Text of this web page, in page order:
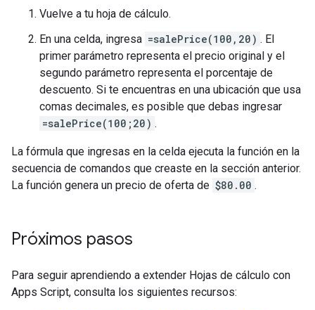
Vuelve a tu hoja de cálculo.
En una celda, ingresa =salePrice(100,20) . El
primer parámetro representa el precio original y el
segundo parámetro representa el porcentaje de
descuento. Si te encuentras en una ubicación que usa
comas decimales, es posible que debas ingresar
=salePrice(100;20) .
La fórmula que ingresas en la celda ejecuta la función en la
secuencia de comandos que creaste en la sección anterior.
La función genera un precio de oferta de $80.00 .
Próximos pasos
Para seguir aprendiendo a extender Hojas de cálculo con
Apps Script, consulta los siguientes recursos: